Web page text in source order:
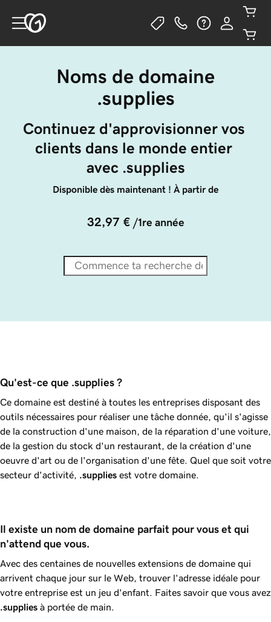
Noms de domaine
.supplies
Continuez d'approvisionner vos
clients dans le monde entier
avec .supplies
Disponible dès maintenant ! À partir de
32,97 € /1re année
Qu'est-ce que .supplies ?
Ce domaine est destiné à toutes les entreprises disposant des
outils nécessaires pour réaliser une tâche donnée, qu'il s'agisse
de la construction d'une maison, de la réparation d'une voiture,
de la gestion du stock d'un restaurant, de la création d'une
oeuvre d'art ou de l'organisation d'une fête. Quel que soit votre
secteur d'activité,
.supplies est votre domaine.
Il existe un nom de domaine parfait pour vous et qui
n'attend que vous.
Avec des centaines de nouvelles extensions de domaine qui
arrivent chaque jour sur le Web, trouver l'adresse idéale pour
votre entreprise est un jeu d'enfant. Faites savoir que vous avez
.supplies à portée de main.